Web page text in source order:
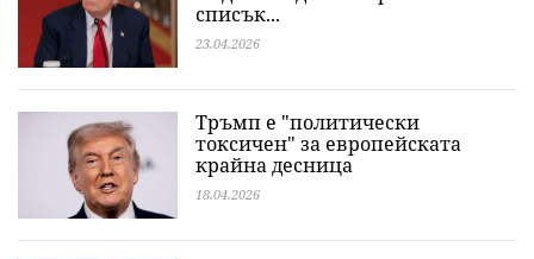
списък...
23.04.2026
Тръмп е "политически
токсичен" за европейската
крайна десница
18.04.2026